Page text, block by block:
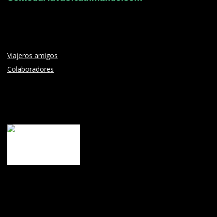
Viajeros amigos
Colaboradores